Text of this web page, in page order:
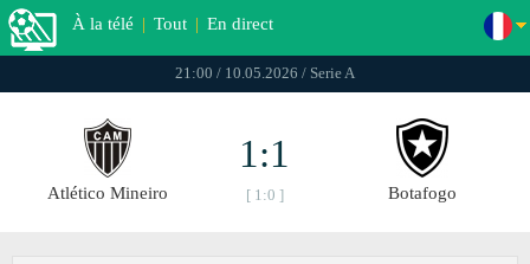
À la télé | Tout | En direct
21:00 / 10.05.2026 / Serie A
Atlético Mineiro
1:1
[ 1:0 ] Botafogo